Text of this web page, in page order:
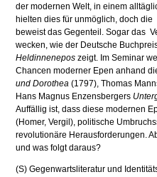
der modernen Welt, in einem
hielten dies für unmöglich, doch
beweist das Gegenteil. Sogar das
wecken, wie der Deutsche
Heldinnenepos zeigt. Im Seminar
Chancen moderner Epen anhand
und Dorothea(1797), Thomas
Hans Magnus Enzensbergers
Auffällig ist, dass diese modernen
(Homer, Vergil), politische
revolutionäre Herausforderungen.
und was folgt daraus?
(S) Gegenwartsliteratur und